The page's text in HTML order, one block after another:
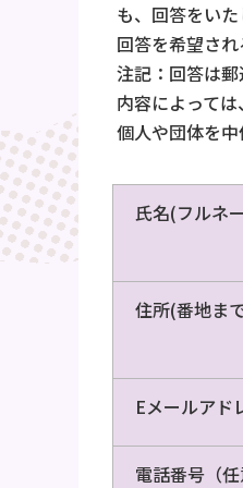
も、回答をいた
回答を希望さ
注記：回答は
内容によって
個人や団体を
氏名(フルネ
住所(番地ま
Eメールアド
電話番号（任